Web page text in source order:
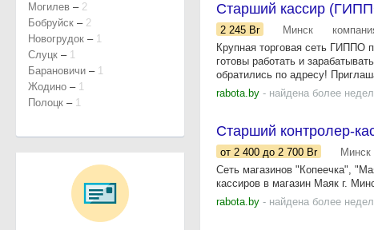
Старший кассир
2 245 Br Минск
Крупная торговая сеть
готовы работать и
обратились по адресу!
rabota.by - найдена более
Старший контролер-
от 2 400 до 2 700 Br Минск
Сеть магазинов "Копеечка",
кассиров в магазин Маяк г.
rabota.by - найдена более
Могилев – 2
Бобруйск – 2
Новогрудок – 1
Слуцк – 1
Барановичи – 1
Жодино – 1
Полоцк – 1